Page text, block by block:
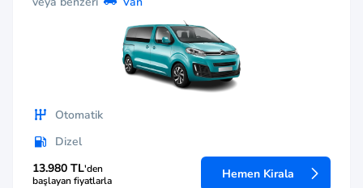
Otomatik
Dizel
13.980 TL'den
başlayan fiyatlarla
Hemen Kirala